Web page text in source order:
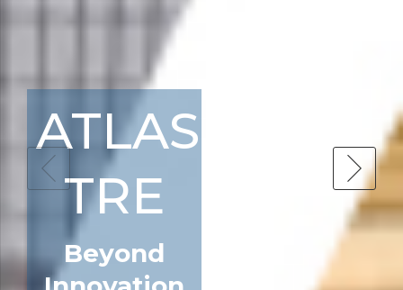
ATLAS
TRE
Beyond